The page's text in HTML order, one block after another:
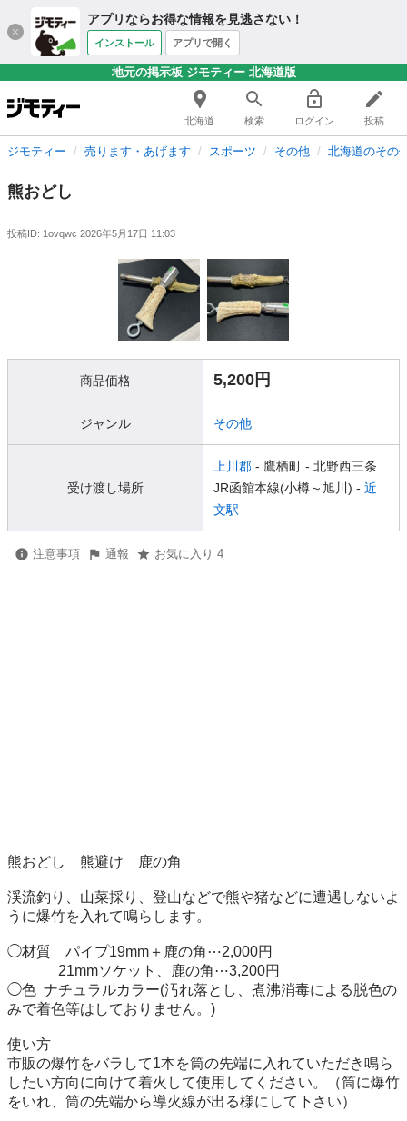
アプリならお得な情報を見逃さない！
インストール アプリで開く
地元の掲示板 ジモティー 北海道版
北海道 検索 ログイン 投稿
ジモティー 売ります・あげます スポーツ その他 北海道のその
熊おどし
投稿ID: 1ovqwc 2026年5月17日 11:03
商品価格 5,200円
ジャンル その他
受け渡し場所
上川郡 - 鷹栖町 - 北野西三条
JR函館本線(小樽～旭川) - 近
文駅
注意事項 通報 お気に入り 4
熊おどし　熊避け　鹿の角
渓流釣り、山菜採り、登山などで熊や猪などに遭遇しないよ
うに爆竹を入れて鳴らします。
◯材質　パイプ19mm＋鹿の角⋯2,000円
◯色  ナチュラルカラー(汚れ落とし、煮沸消毒による脱色の
みで着色等はしておりません。)
使い方
市販の爆竹をバラして1本を筒の先端に入れていただき鳴ら
したい方向に向けて着火して使用してください。（筒に爆竹
をいれ、筒の先端から導火線が出る様にして下さい）